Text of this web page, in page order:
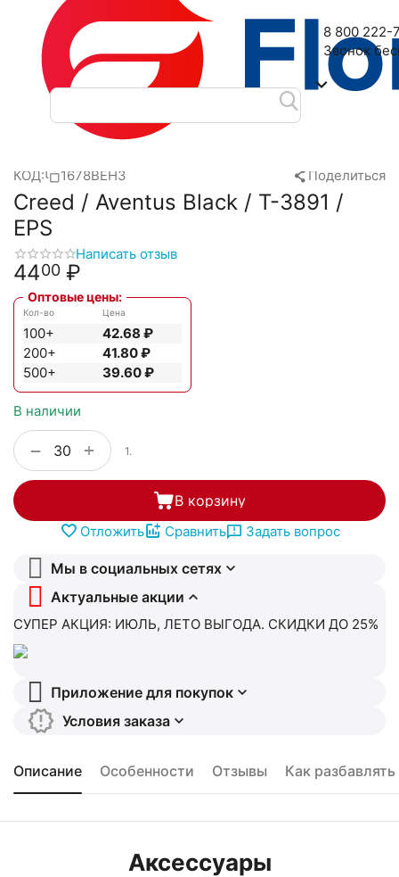
Наш адрес: 2-я Дубровская улица, 6
8 800 222-
Звонок
КОД: 1678BEH3 Поделиться
Creed / Aventus Black / T-3891 /
EPS
Написать отзыв
4400 ₽
Оптовые цены:
Кол-во
100+
200+
500+
Цена
42.68 ₽
41.80₽
39.60₽
В наличии
+
− 1.
В корзину
Отложить Сравнить Задать вопрос
Мы в социальных сетях
Актуальные акции
СУПЕР АКЦИЯ: ИЮЛЬ, ЛЕТО ВЫГОДА. СКИДКИ ДО 25%
Приложение для покупок
Условия заказа
Описание Особенности Отзывы Как
Аксессуары